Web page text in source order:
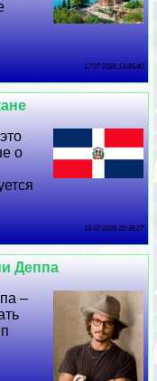
17 07 2026 13:46:40
о
16 07 2026 22:38:27
Деппа
–